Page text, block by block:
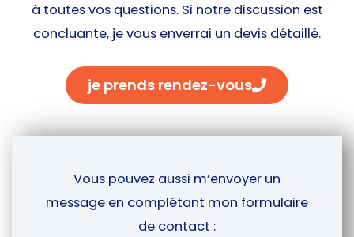
à toutes vos questions. Si notre discussion est
concluante, je vous enverrai un devis détaillé.
je prends rendez-vous
Vous pouvez aussi m’envoyer un
message en complétant mon formulaire
de contact :